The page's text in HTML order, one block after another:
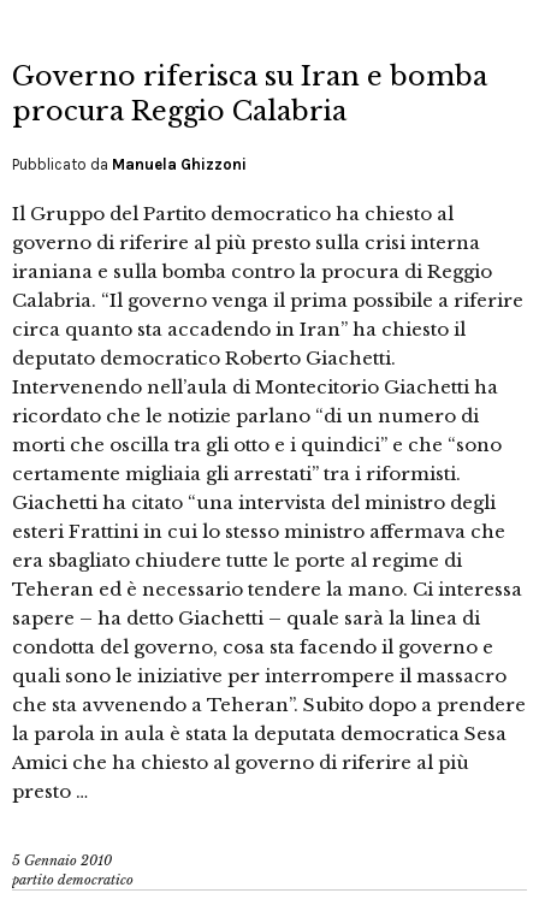
Governo riferisca su Iran e bomba
procura Reggio Calabria
Pubblicato da Manuela Ghizzoni
Il Gruppo del Partito democratico ha chiesto al
governo di riferire al più presto sulla crisi interna
iraniana e sulla bomba contro la procura di Reggio
Calabria. “Il governo venga il prima possibile a riferire
circa quanto sta accadendo in Iran” ha chiesto il
deputato democratico Roberto Giachetti.
Intervenendo nell’aula di Montecitorio Giachetti ha
ricordato che le notizie parlano “di un numero di
morti che oscilla tra gli otto e i quindici” e che “sono
certamente migliaia gli arrestati” tra i riformisti.
Giachetti ha citato “una intervista del ministro degli
esteri Frattini in cui lo stesso ministro affermava che
era sbagliato chiudere tutte le porte al regime di
Teheran ed è necessario tendere la mano. Ci interessa
sapere – ha detto Giachetti – quale sarà la linea di
condotta del governo, cosa sta facendo il governo e
quali sono le iniziative per interrompere il massacro
che sta avvenendo a Teheran”. Subito dopo a prendere
la parola in aula è stata la deputata democratica Sesa
Amici che ha chiesto al governo di riferire al più
presto …
5 Gennaio 2010
partito democratico